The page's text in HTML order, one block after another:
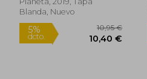
Blanda, Nuevo